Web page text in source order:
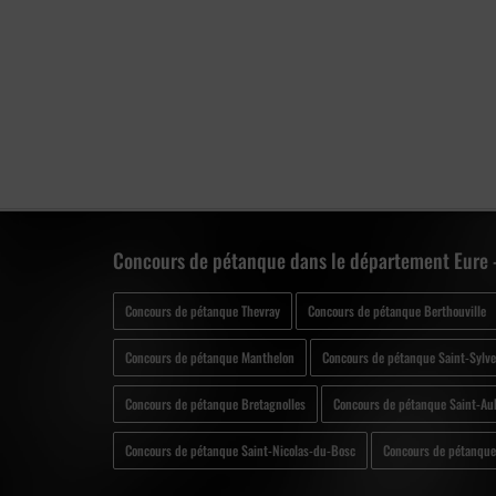
Concours de pétanque dans le département Eure
Concours de pétanque Thevray Concours de pétanque Berthouville
Concours de pétanque Manthelon Concours de pétanque Saint-
Concours de pétanque Bretagnolles Concours de pétanque Saint-
Concours de pétanque Saint-Nicolas-du-Bosc Concours de